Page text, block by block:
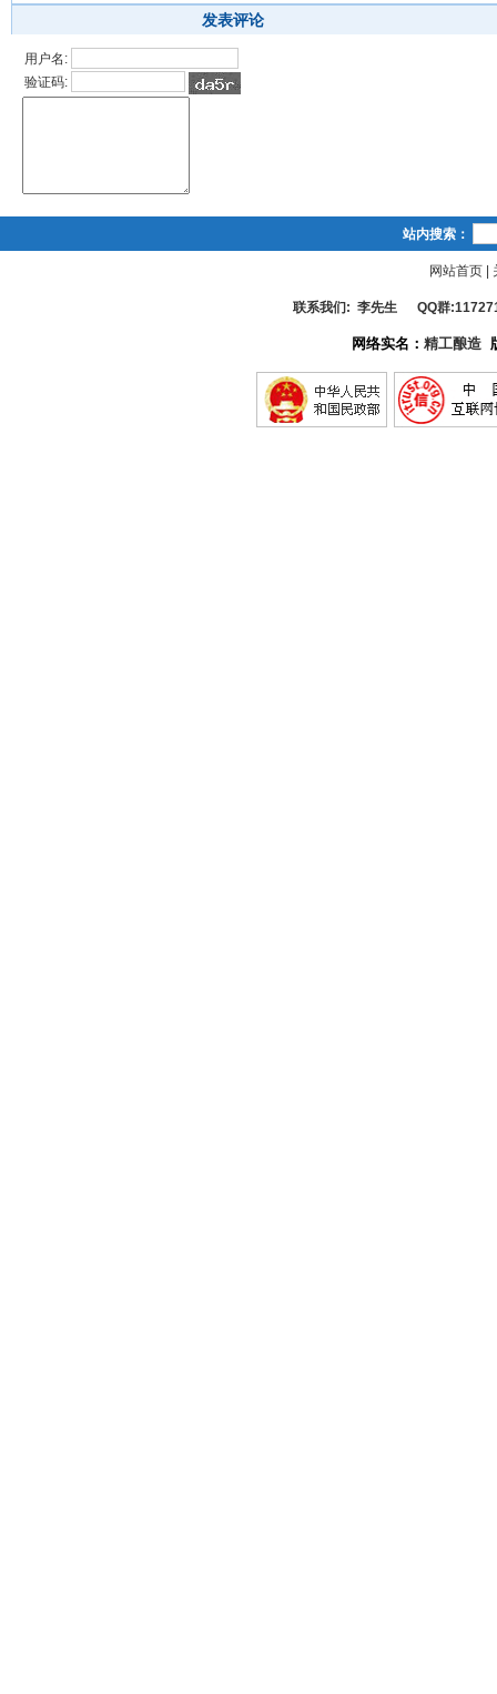
发表评论
用户名:
验证码:
站内搜索：
网站首页
联系我们: 李先生 QQ群
网络实名： 精工酿造